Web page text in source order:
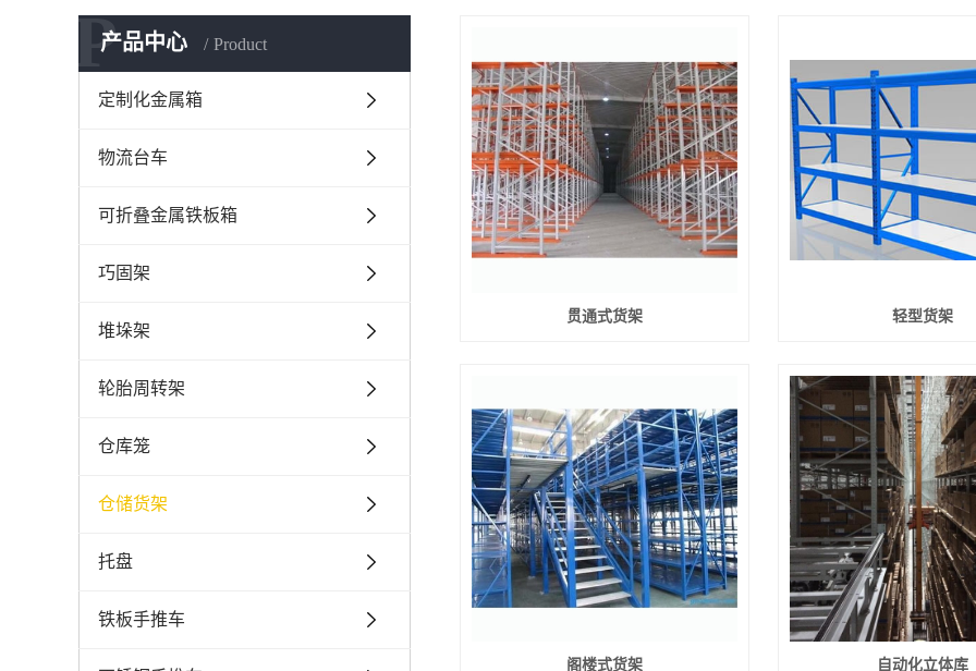
产品中心 Product
P
定制化金属箱
物流台车
可折叠金属铁板箱
巧固架
堆垛架
轮胎周转架
仓库笼
仓储货架
托盘
铁板手推车
贯通式货架 轻型货架
阁楼式货架 自动化立体库